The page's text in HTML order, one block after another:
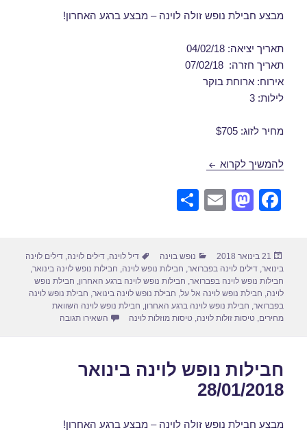
מבצע חבילת נופש זולה לוינה – מבצע ברגע האחרון!
תאריך יציאה: 04/02/18
תאריך חזרה: 07/02/18
אירוח: ארוחת בוקר
לילות: 3
מחיר לזוג: $705
להמשיך לקרוא חבילות נופש לוינה בפברואר 04/02/2018
F
e
b
o
M
o
d
o
E
e
פורסם
בתאריך
21 בינואר 2018 קטגוריות
נופש בוינה תגיות
דיל לוינה ,דילים לוינה ,דילים לוינה
בינואר ,דילים לוינה בפברואר חבילות נופש לוינה חבילות נופש לוינה בינואר
חבילות נופש לוינה בפברואר חבילות נופש לוינה ברגע האחרון חבילת נופש
לוינה חבילת נופש לוינה אל על חבילת נופש לוינה בינואר חבילת נופש לוינה
בפברואר חבילת נופש לוינה ברגע האחרון חבילת נופש לוינה השוואת
מחירים ,טיסות זולות לוינה ,טיסות מוזלות לוינה השאירו תגובה
חבילות נופש לוינה בינואר
28/01/2018
מבצע חבילת נופש זולה לוינה – מבצע ברגע האחרון!